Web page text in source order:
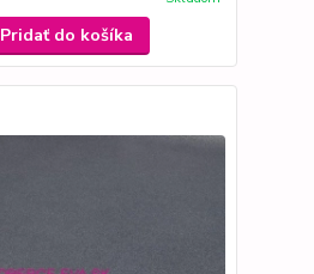
Pridať do košíka